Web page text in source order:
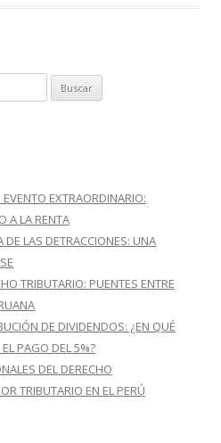
EXTRAORDINARIO:
A LA RENTA
DE LAS DETRACCIONES: UNA
TRIBUTARIO: PUENTES ENTRE
DE DIVIDENDOS: ¿EN QUÉ
PAGO DEL 5%?
DEL DERECHO
TRIBUTARIO EN EL PERÚ